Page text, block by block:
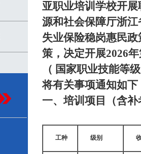
亚职业培训学校开
源和社会保障厅浙
失业保险稳岗惠民
策，决定开展2026
（ 国家职业技能等
将有关事项通知如下
一、培训项目（含补
工种 级别